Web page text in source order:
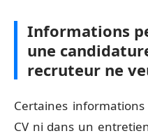
Informations
une
recruteur ne
Certaines
CV ni dans un